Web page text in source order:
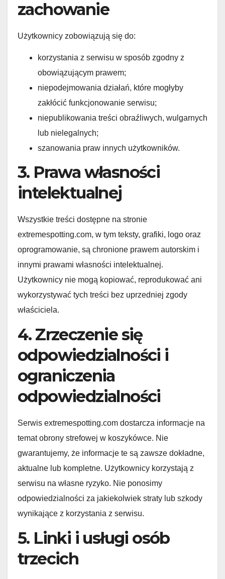
zachowanie
Użytkownicy zobowiązują się do:
korzystania z serwisu w sposób zgodny z
obowiązującym prawem;
niepodejmowania działań, które mogłyby
zakłócić funkcjonowanie serwisu;
niepublikowania treści obraźliwych, wulgarnych
lub nielegalnych;
szanowania praw innych użytkowników.
3. Prawa własności
intelektualnej
Wszystkie treści dostępne na stronie
extremespotting.com, w tym teksty, grafiki, logo oraz
oprogramowanie, są chronione prawem autorskim i
innymi prawami własności intelektualnej.
Użytkownicy nie mogą kopiować, reprodukować ani
wykorzystywać tych treści bez uprzedniej zgody
właściciela.
4. Zrzeczenie się
odpowiedzialności i
ograniczenia
odpowiedzialności
Serwis extremespotting.com dostarcza informacje na
temat obrony strefowej w koszykówce. Nie
gwarantujemy, że informacje te są zawsze dokładne,
aktualne lub kompletne. Użytkownicy korzystają z
serwisu na własne ryzyko. Nie ponosimy
odpowiedzialności za jakiekolwiek straty lub szkody
wynikające z korzystania z serwisu.
5. Linki i usługi osób
trzecich